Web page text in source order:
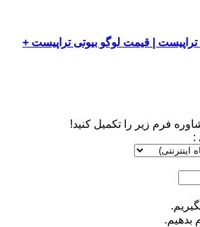
| قیمت لوگو بیوتی تراپیست +
فرم زیر را تکمیل کنید!
:
بدهیم.